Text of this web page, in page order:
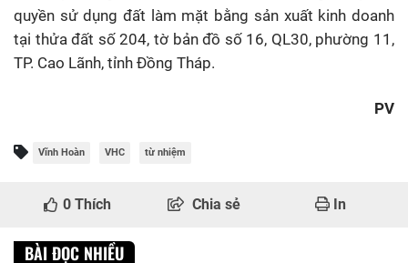
quyền sử dụng đất làm mặt bằng sản xuất kinh doanh
tại thửa đất số 204, tờ bản đồ số 16, QL30, phường 11,
TP. Cao Lãnh, tỉnh Đồng Tháp.
PV
Vĩnh Hoàn VHC từ nhiệm
0 Thích Chia sẻ In
BÀI ĐỌC NHIỀU